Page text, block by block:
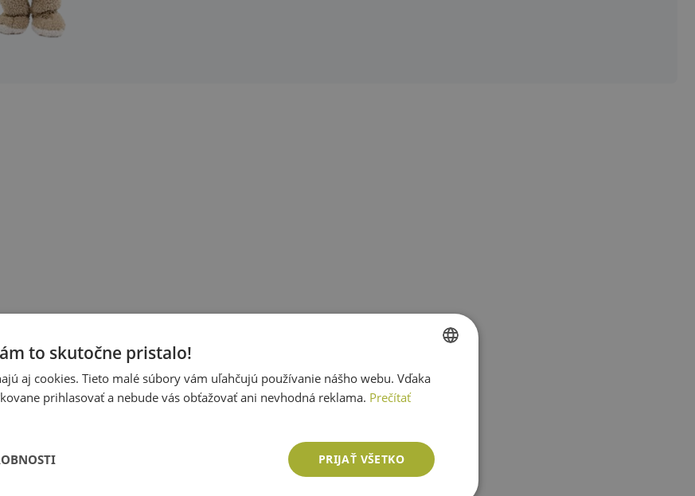
SLOVAK
ENGLISH
to skutočne pristalo!
aj cookies. Tieto malé súbory vám uľahčujú používanie nášho webu. Vďaka
prihlasovať a nebude vás obťažovať ani nevhodná reklama. Prečítať
PRIJAŤ VŠETKO